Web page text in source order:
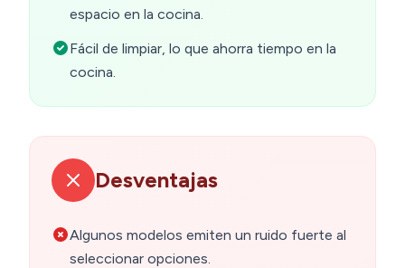
espacio en la cocina.
Fácil de limpiar, lo que ahorra tiempo en la
cocina.
Desventajas
Algunos modelos emiten un ruido fuerte al
seleccionar opciones.